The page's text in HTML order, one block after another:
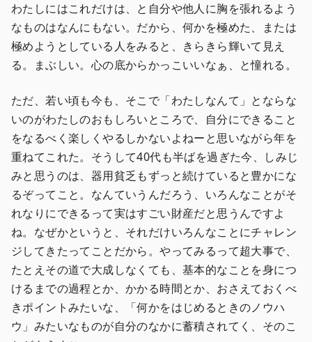
わたしにはこれだけは、と自分や他人に胸を張れるよう
なものはなんにもない。だから、何かを極めた、または
極めようとしている人をみると、きらきら輝いて見え
る。まぶしい。心の底からかっこいいなぁ、と憧れる。
ただ、若い頃も今も、そこで「わたしなんて」とならな
いのがわたしのおもしろいところで、自分にできること
をなるべく楽しくやるしかないよねーと思いながら年を
重ねてこれた。そうして40代も半ばを過ぎた今、しみじ
みと思うのは、器用貧乏もずっと続けていると豊かにな
るぞってこと。なんていうんだろう、いろんなことがそ
れなりにできるって実はすごい財産だと思うんですよ
ね。なぜかというと、それだけいろんなことにチャレン
ジしてきたってことだから。やってみるって超大事で、
たとえその道で大成しなくても、基本的なことを身につ
けるまでの過程とか、かかる時間とか、おさえておくべ
きポイントみたいな、「何かをはじめるときのノウハ
ウ」みたいなものが自分のなかに蓄積されてく、そのこ